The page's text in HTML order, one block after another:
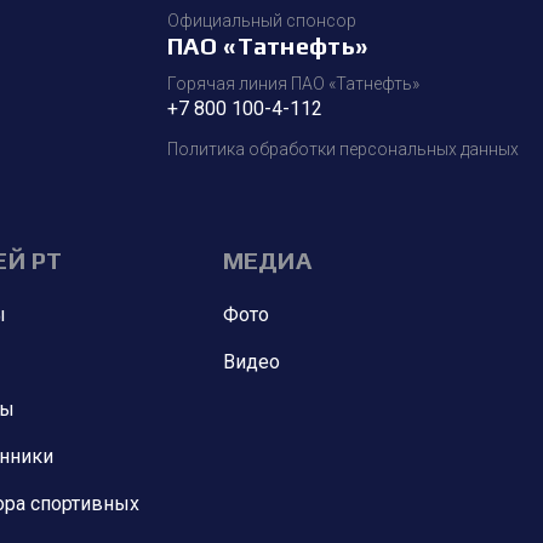
Официальный спонсор
ПАО «Татнефть»
Горячая линия ПАО «Татнефть»
+7 800 100-4-112
Политика обработки персональных данных
РТ
спортивных
МЕДИА
Фото
Видео